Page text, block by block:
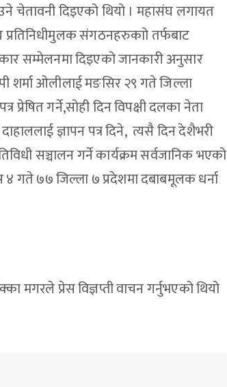
चेतावनी दिइएको थियो । महासंघ लगायत
संगठनहरुकाो तर्फबाट
सम्मेलनमा दिइएको जानकारी अनुसार
शर्मा ओलीलाई मङसिर २९ गते जिल्ला
प्रेषित गर्ने,सोही दिन विपक्षी दलका नेता
ज्ञापन पत्र दिने, त्यसै दिन देशैभरी
सञ्चालन गर्ने कार्यक्रम सर्वजानिक भएको
४ गते ७७ जिल्ला ७ प्रदेशमा दबाबमूलक धर्ना
मगरले प्रेस विज्ञप्ती वाचन गर्नुभएको थियो